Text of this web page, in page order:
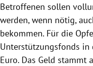
Betroffenen sollen
werden, wenn nötig,
bekommen. Für die
Unterstützungsfonds
Euro. Das Geld stammt